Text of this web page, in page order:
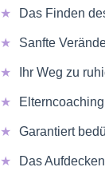
Das Finden
Sanfte
Ihr Weg zu
Elterncoaching
Garantiert
Das